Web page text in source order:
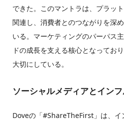
できた。このマントラは、プラッ
関連し、消費者とのつながりを深
いる。マーケティングのパーパス
ドの成長を支える核心となってお
大切にしている。
ソーシャルメディアとイン
Doveの「#ShareTheFirst」は、イ